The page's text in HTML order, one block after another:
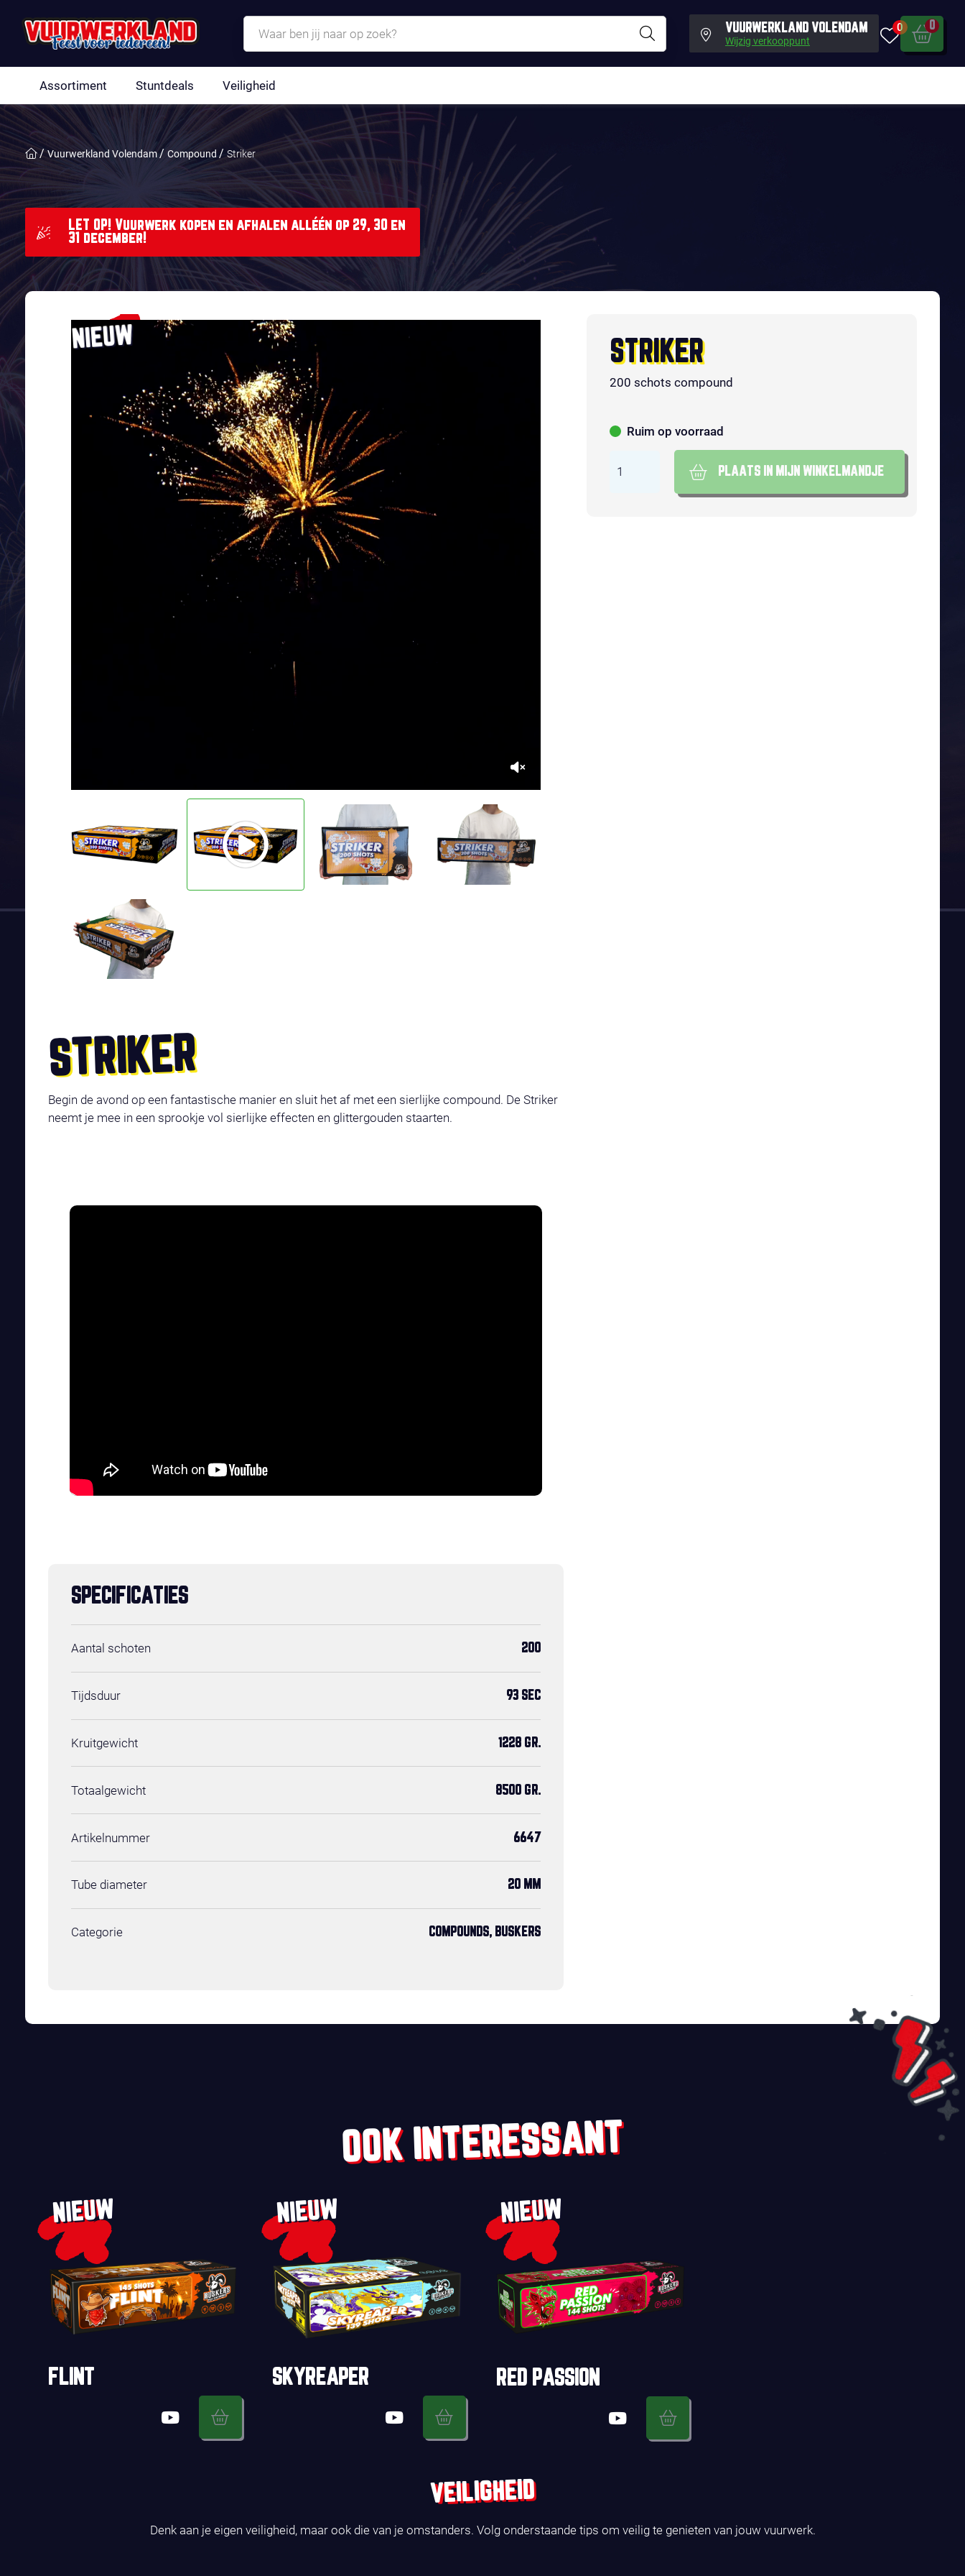
VUURWERKLAND VOLENDAM
Wijzig verkooppunt
0 0
Assortiment Stuntdeals Veiligheid
Vuurwerkland Volendam Compound Striker
LET OP! Vuurwerk kopen en afhalen alléén op 29, 30 en
31 december!
NIEUW
STRIKER
Begin de avond op een fantastische manier en sluit het af met een sierlijke compound. De Striker
neemt je mee in een sprookje vol sierlijke effecten en glittergouden staarten.
STRIKER
200 schots compound
Ruim op voorraad
PLAATS IN MIJN WINKELMANDJE
SPECIFICATIES
Aantal schoten 200
Tijdsduur 93 SEC
Kruitgewicht 1228 GR.
Totaalgewicht 8500 GR.
Artikelnummer 6647
Tube diameter 20 MM
Categorie COMPOUNDS, BUSKERS
OOK INTERESSANT
NIEUW
FLINT
NIEUW
SKYREAPER
NIEUW
RED PASSION
VEILIGHEID
Denk aan je eigen veiligheid, maar ook die van je omstanders. Volg onderstaande tips om veilig te genieten van jouw vuurwerk.